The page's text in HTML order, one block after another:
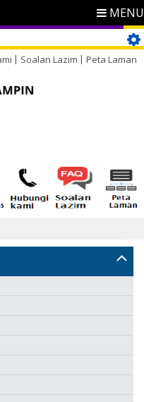
MENU
Soalan Lazim Peta Laman